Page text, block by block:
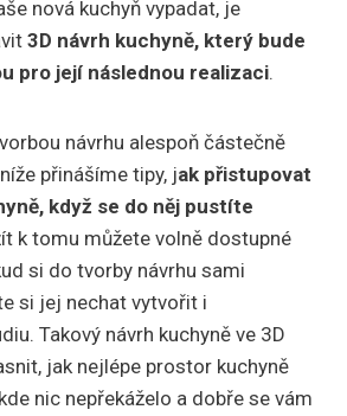
nová kuchyň vypadat, je
3D návrh kuchyně, který bude
pro její následnou realizaci.
návrhu alespoň částečně
přinášíme tipy, jak přistupovat
když se do něj pustíte
k tomu můžete volně dostupné
si do tvorby návrhu sami
si jej nechat vytvořit i
Takový návrh kuchyně ve 3D
jak nejlépe prostor kuchyně
nic nepřekáželo a dobře se vám